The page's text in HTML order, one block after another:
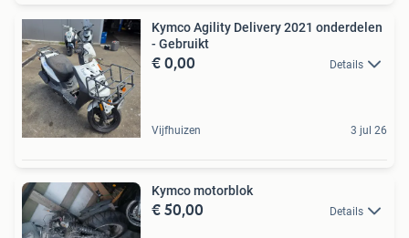
Kymco Agility Delivery 2021 onderdelen
- Gebruikt
€ 0,00 Details
Vijfhuizen 3 jul 26
Kymco motorblok
€ 50,00 Details